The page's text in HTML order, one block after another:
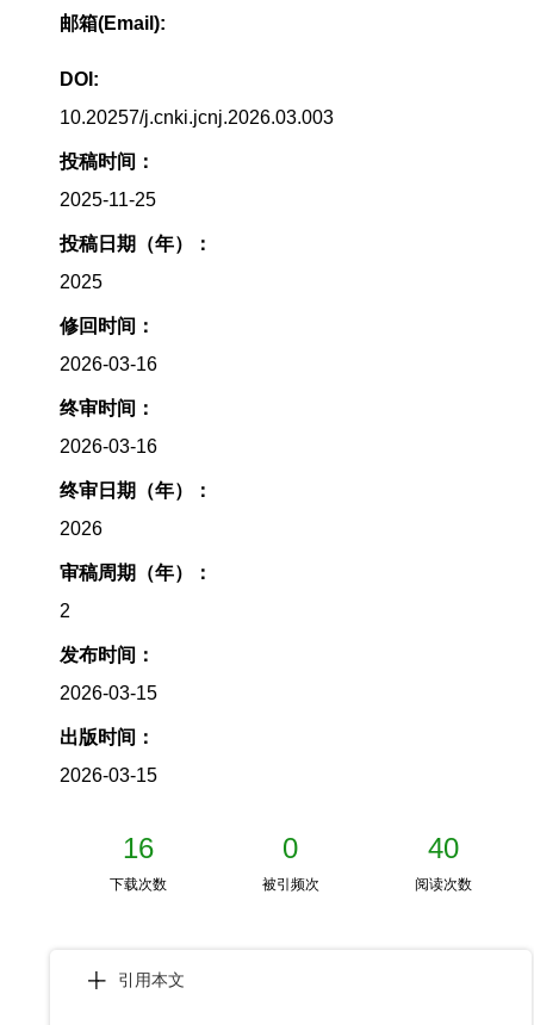
邮箱(Email):
DOI:
10.20257/j.cnki.jcnj.2026.03.003
投稿时间：
2025-11-25
投稿日期（年）：
2025
修回时间：
2026-03-16
终审时间：
2026-03-16
终审日期（年）：
2026
审稿周期（年）：
2
发布时间：
2026-03-15
出版时间：
2026-03-15
16 0 40
下载次数 被引频次 阅读次数
引用本文